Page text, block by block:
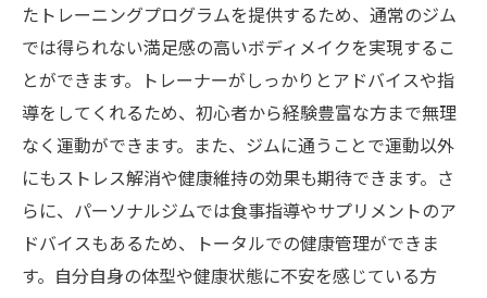
たトレーニングプログラムを提供するため、通常のジム
では得られない満足感の高いボディメイクを実現するこ
とができます。トレーナーがしっかりとアドバイスや指
導をしてくれるため、初心者から経験豊富な方まで無理
なく運動ができます。また、ジムに通うことで運動以外
にもストレス解消や健康維持の効果も期待できます。さ
らに、パーソナルジムでは食事指導やサプリメントのア
ドバイスもあるため、トータルでの健康管理ができま
す。自分自身の体型や健康状態に不安を感じている方